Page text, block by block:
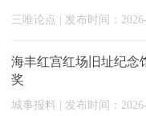
三唯论点 | 发布时间：
海丰红宫红场旧址纪念
奖
城事报料 | 发布时间：